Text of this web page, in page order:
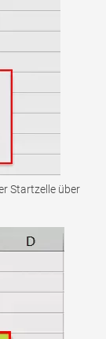
Startzelle über